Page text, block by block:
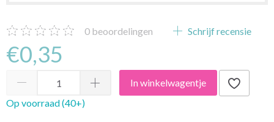
0 beoordelingen Schrijf recensie
€0,35
In winkelwagentje
Op voorraad (40+)